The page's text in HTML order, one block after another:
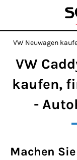
VW Neuwagen
VW
kaufen,
-
Machen